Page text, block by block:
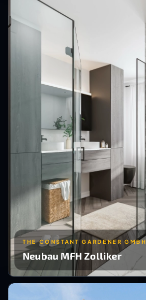
THE CONSTANT GARDENER GMBH
Neubau MFH Zolliker